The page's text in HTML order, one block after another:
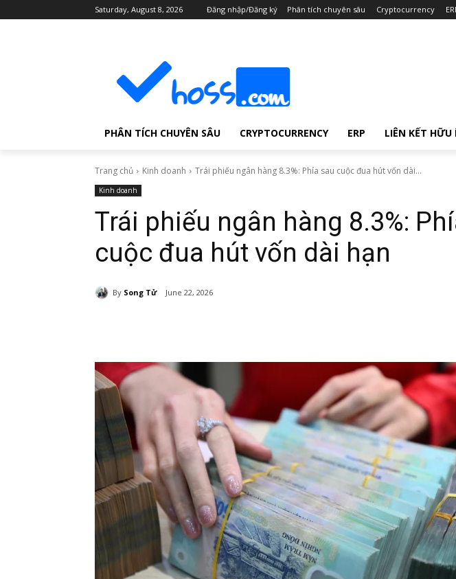
Saturday, August 8, 2026 Đăng nhập/Đăng ký Phân tích chuyên sâu Cryptocurrency
PHÂN TÍCH CHUYÊN SÂU CRYPTOCURRENCY ERP LIÊN KẾT HỮU
Trang chủ Kinh doanh Trái phiếu ngân hàng 8.3%: Phía sau cuộc đua hút vốn dài...
Kinh doanh
Trái phiếu ngân hàng 8.3%:
cuộc đua hút vốn dài hạn
By Song Tử June 22, 2026